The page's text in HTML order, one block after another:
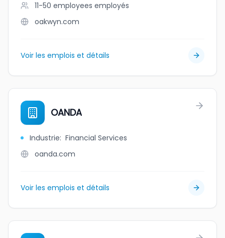
11-50 employees employés
oakwyn.com
Voir les emplois et détails
OANDA
Industrie: Financial Services
oanda.com
Voir les emplois et détails